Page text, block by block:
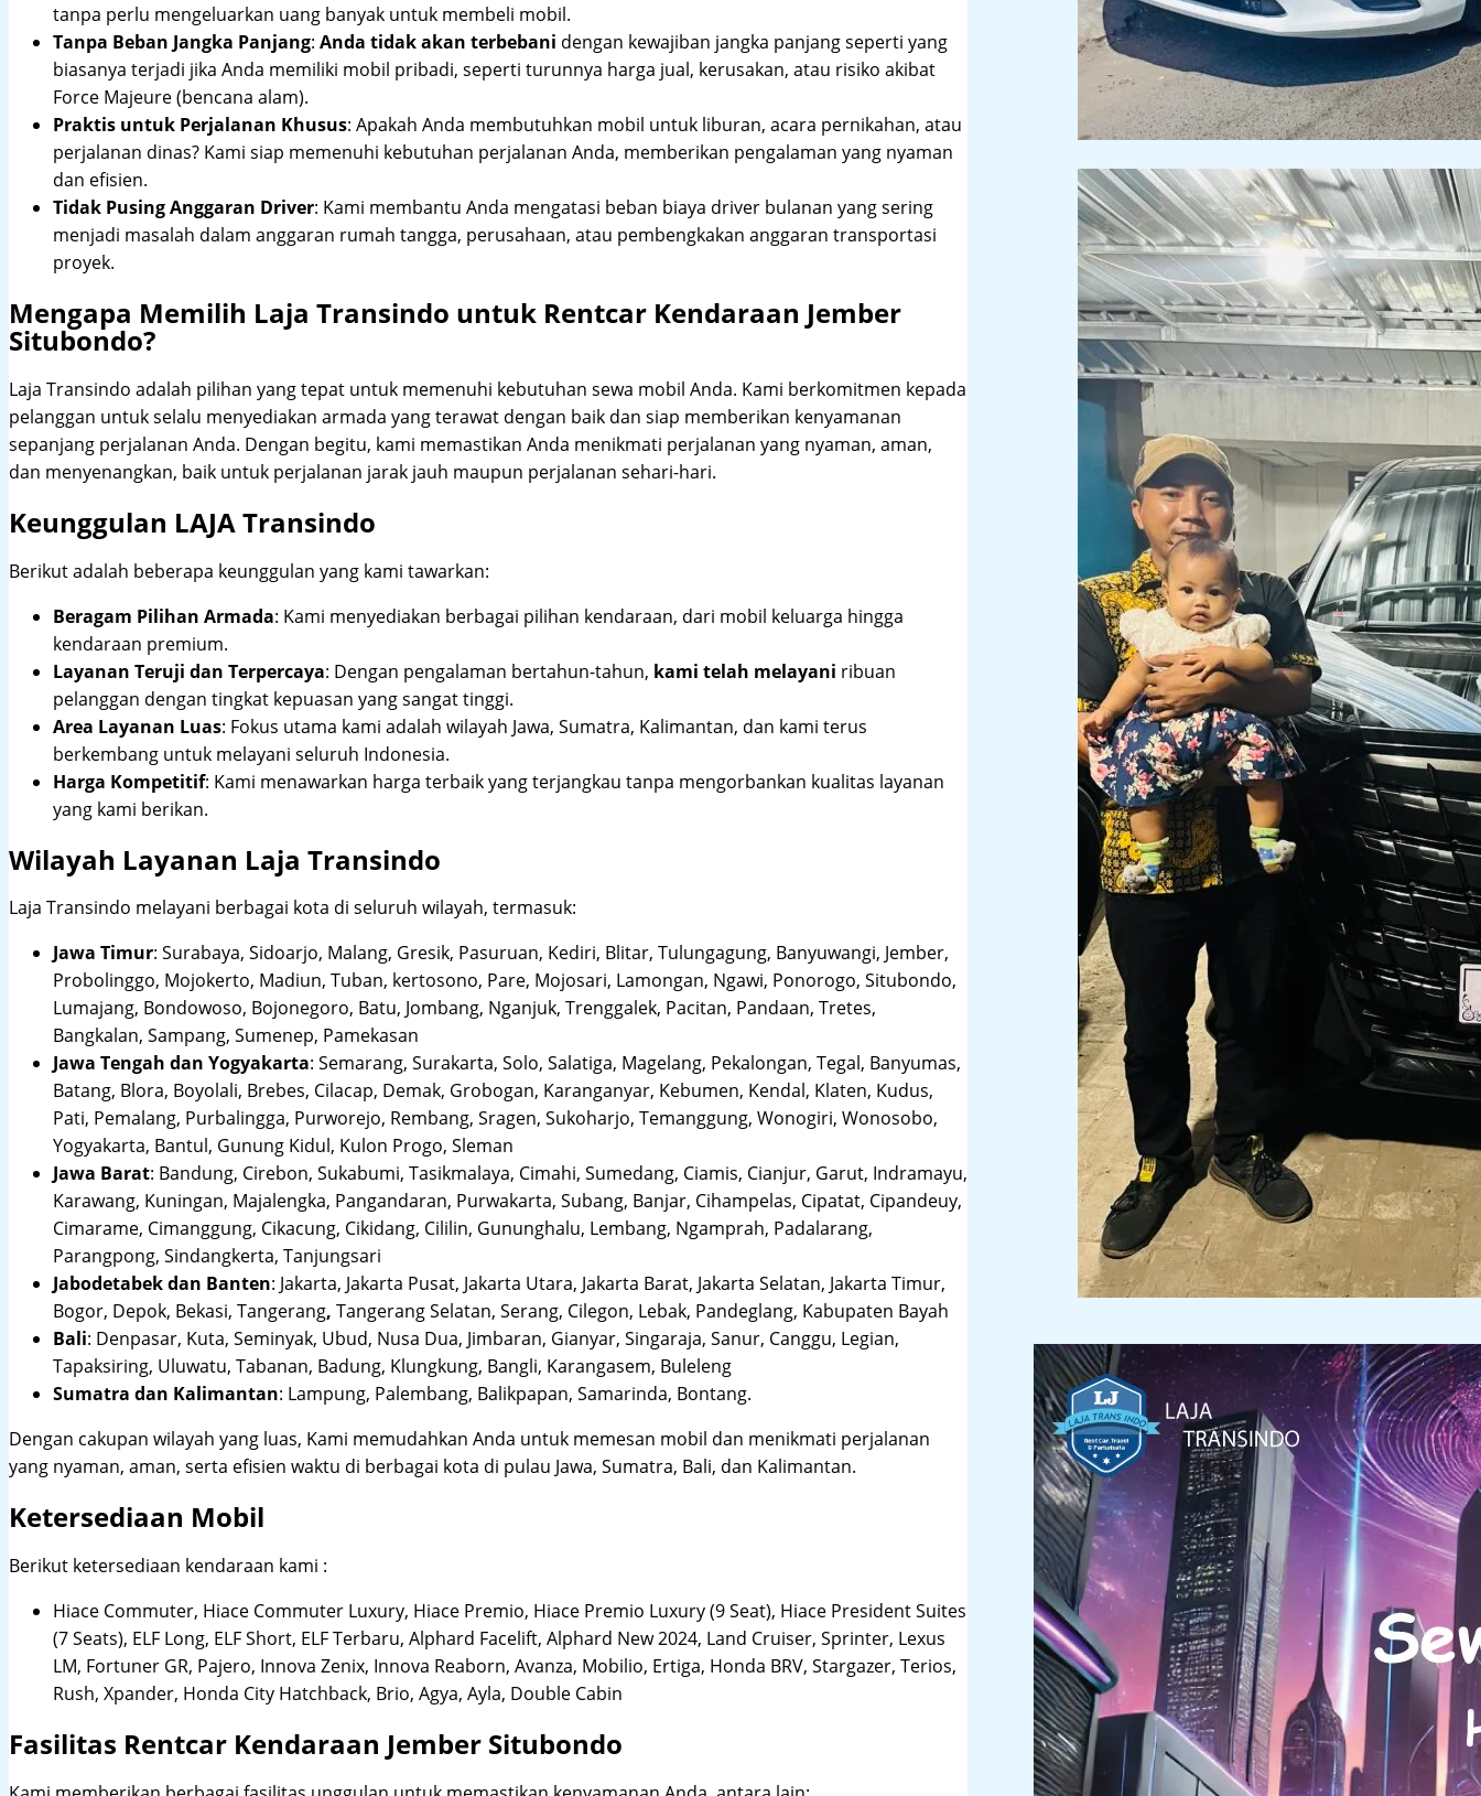
tanpa perlu mengeluarkan uang banyak untuk membeli mobil.
Tanpa Beban Jangka Panjang: Anda tidak akan terbebani dengan kewajiban jangka panjang seperti yang
biasanya terjadi jika Anda memiliki mobil pribadi, seperti turunnya harga jual, kerusakan, atau risiko akibat
Force Majeure (bencana alam).
Praktis untuk Perjalanan Khusus: Apakah Anda membutuhkan mobil untuk liburan, acara pernikahan, atau
perjalanan dinas? Kami siap memenuhi kebutuhan perjalanan Anda, memberikan pengalaman yang nyaman
dan efisien.
Tidak Pusing Anggaran Driver: Kami membantu Anda mengatasi beban biaya driver bulanan yang sering
menjadi masalah dalam anggaran rumah tangga, perusahaan, atau pembengkakan anggaran transportasi
proyek.
Mengapa Memilih Laja Transindo untuk Rentcar Kendaraan Jember
Situbondo?
Laja Transindo adalah pilihan yang tepat untuk memenuhi kebutuhan sewa mobil Anda. Kami berkomitmen kepada
pelanggan untuk selalu menyediakan armada yang terawat dengan baik dan siap memberikan kenyamanan
sepanjang perjalanan Anda. Dengan begitu, kami memastikan Anda menikmati perjalanan yang nyaman, aman,
dan menyenangkan, baik untuk perjalanan jarak jauh maupun perjalanan sehari-hari.
Keunggulan LAJA Transindo
Berikut adalah beberapa keunggulan yang kami tawarkan:
Beragam Pilihan Armada: Kami menyediakan berbagai pilihan kendaraan, dari mobil keluarga hingga
kendaraan premium.
Layanan Teruji dan Terpercaya: Dengan pengalaman bertahun-tahun, kami telah melayani ribuan
pelanggan dengan tingkat kepuasan yang sangat tinggi.
Area Layanan Luas: Fokus utama kami adalah wilayah Jawa, Sumatra, Kalimantan, dan kami terus
berkembang untuk melayani seluruh Indonesia.
Harga Kompetitif: Kami menawarkan harga terbaik yang terjangkau tanpa mengorbankan kualitas layanan
yang kami berikan.
Wilayah Layanan Laja Transindo
Laja Transindo melayani berbagai kota di seluruh wilayah, termasuk:
Jawa Timur: Surabaya, Sidoarjo, Malang, Gresik, Pasuruan, Kediri, Blitar, Tulungagung, Banyuwangi, Jember,
Probolinggo, Mojokerto, Madiun, Tuban, kertosono, Pare, Mojosari, Lamongan, Ngawi, Ponorogo, Situbondo,
Lumajang, Bondowoso, Bojonegoro, Batu, Jombang, Nganjuk, Trenggalek, Pacitan, Pandaan, Tretes,
Bangkalan, Sampang, Sumenep, Pamekasan
Jawa Tengah dan Yogyakarta: Semarang, Surakarta, Solo, Salatiga, Magelang, Pekalongan, Tegal, Banyumas,
Batang, Blora, Boyolali, Brebes, Cilacap, Demak, Grobogan, Karanganyar, Kebumen, Kendal, Klaten, Kudus,
Pati, Pemalang, Purbalingga, Purworejo, Rembang, Sragen, Sukoharjo, Temanggung, Wonogiri, Wonosobo,
Yogyakarta, Bantul, Gunung Kidul, Kulon Progo, Sleman
Jawa Barat: Bandung, Cirebon, Sukabumi, Tasikmalaya, Cimahi, Sumedang, Ciamis, Cianjur, Garut, Indramayu,
Karawang, Kuningan, Majalengka, Pangandaran, Purwakarta, Subang, Banjar, Cihampelas, Cipatat, Cipandeuy,
Cimarame, Cimanggung, Cikacung, Cikidang, Cililin, Gununghalu, Lembang, Ngamprah, Padalarang,
Parangpong, Sindangkerta, Tanjungsari
Jabodetabek dan Banten: Jakarta, Jakarta Pusat, Jakarta Utara, Jakarta Barat, Jakarta Selatan, Jakarta Timur,
Bogor, Depok, Bekasi, Tangerang, Tangerang Selatan, Serang, Cilegon, Lebak, Pandeglang, Kabupaten Bayah
Bali: Denpasar, Kuta, Seminyak, Ubud, Nusa Dua, Jimbaran, Gianyar, Singaraja, Sanur, Canggu, Legian,
Tapaksiring, Uluwatu, Tabanan, Badung, Klungkung, Bangli, Karangasem, Buleleng
Sumatra dan Kalimantan: Lampung, Palembang, Balikpapan, Samarinda, Bontang.
Dengan cakupan wilayah yang luas, Kami memudahkan Anda untuk memesan mobil dan menikmati perjalanan
yang nyaman, aman, serta efisien waktu di berbagai kota di pulau Jawa, Sumatra, Bali, dan Kalimantan.
Ketersediaan Mobil
Berikut ketersediaan kendaraan kami :
Hiace Commuter, Hiace Commuter Luxury, Hiace Premio, Hiace Premio Luxury (9 Seat), Hiace President Suites
(7 Seats), ELF Long, ELF Short, ELF Terbaru, Alphard Facelift, Alphard New 2024, Land Cruiser, Sprinter, Lexus
LM, Fortuner GR, Pajero, Innova Zenix, Innova Reaborn, Avanza, Mobilio, Ertiga, Honda BRV, Stargazer, Terios,
Rush, Xpander, Honda City Hatchback, Brio, Agya, Ayla, Double Cabin
Fasilitas Rentcar Kendaraan Jember Situbondo